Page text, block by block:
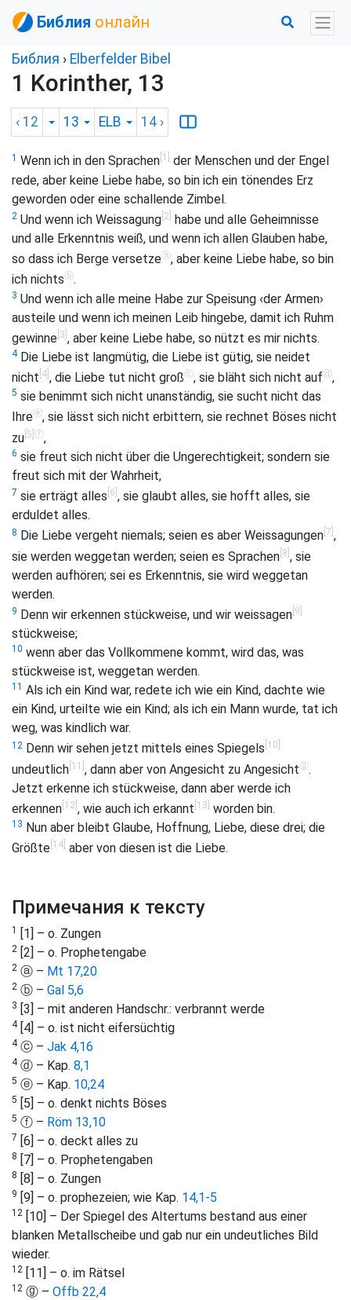
Библия онлайн
Библия › Elberfelder Bibel
1 Korinther, 13
‹ 12 13 ELB 14 ›
1 Wenn ich in den Sprachen [1]
der Menschen und der Engel
rede, aber keine Liebe habe, so bin ich ein tönendes Erz
geworden oder eine schallende Zimbel.
2 Und wenn ich Weissagung [2] habe und alle Geheimnisse
und alle Erkenntnis weiß, und wenn ich allen Glauben habe,
so dass ich Berge versetzeⓐ, aber keine Liebe habe, so bin
ich nichtsⓑ.
3 Und wenn ich alle meine Habe zur Speisung ‹der Armen›
austeile und wenn ich meinen Leib hingebe, damit ich Ruhm
gewinne [3] , aber keine Liebe habe, so nützt es mir nichts.
4Die Liebe ist langmütig, die Liebe ist gütig, sie neidet
nicht [4] , die Liebe tut nicht großⓒ, sie bläht sich nicht aufⓓ,
5 sie benimmt sich nicht unanständig, sie sucht nicht das
Ihreⓔ, sie lässt sich nicht erbittern, sie rechnet Böses nicht
zu [5] ⓕ,
6 sie freut sich nicht über die Ungerechtigkeit; sondern sie
freut sich mit der Wahrheit,
7 sie erträgt alles [6] , sie glaubt alles, sie hofft alles, sie
erduldet alles.
8 Die Liebe vergeht niemals; seien es aber Weissagungen [7] ,
sie werden weggetan werden; seien es Sprachen [8] , sie
werden aufhören; sei es Erkenntnis, sie wird weggetan
werden.
9 Denn wir erkennen stückweise, und wir weissagen [9]
stückweise;
10 wenn aber das Vollkommene kommt, wird das, was
stückweise ist, weggetan werden.
11 Als ich ein Kind war, redete ich wie ein Kind, dachte wie
ein Kind, urteilte wie ein Kind; als ich ein Mann wurde, tat ich
weg, was kindlich war.
12 Denn wir sehen jetzt mittels eines Spiegels [10]
undeutlich [11] , dann aber von Angesicht zu Angesichtⓖ.
Jetzt erkenne ich stückweise, dann aber werde ich
erkennen [12] , wie auch ich erkannt [13] worden bin.
13 Nun aber bleibt Glaube, Hoffnung, Liebe, diese drei; die
Größte [14] aber von diesen ist die Liebe.
Примечания к тексту
1 [1] – o. Zungen
2 [2] – o. Prophetengabe
2 ⓐ – Mt 17,20
2 ⓑ – Gal 5,6
3 [3] – mit anderen Handschr.: verbrannt werde
4[4] – o. ist nicht eifersüchtig
4ⓒ – Jak 4,16
4ⓓ – Kap. 8,1
5 ⓔ – Kap. 10,24
5 [5] – o. denkt nichts Böses
5 ⓕ – Röm 13,10
7 [6] – o. deckt alles zu
8 [7] – o. Prophetengaben
8 [8] – o. Zungen
9 [9] – o. prophezeien; wie Kap. 14,1-5
12 [10] – Der Spiegel des Altertums bestand aus einer
blanken Metallscheibe und gab nur ein undeutliches Bild
wieder.
12 [11] – o. im Rätsel
12 ⓖ – Offb 22,4